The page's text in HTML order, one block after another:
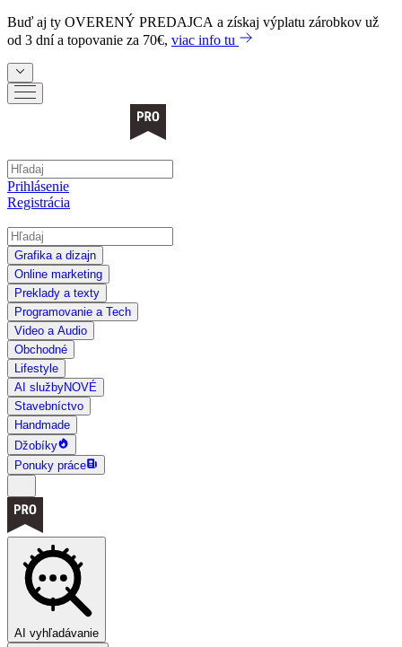
Buď aj ty OVERENÝ PREDAJCA a získaj výplatu zárobkov už
od 3 dní a topovanie za 70€, viac info tu
Prihlásenie
Registrácia
Grafika a dizajn
Online marketing
Preklady a texty
Programovanie a Tech
Video a Audio
Obchodné
Lifestyle
AI službyNOVÉ
Stavebníctvo
Handmade
Džobíky
Ponuky práce
AI vyhľadávanie